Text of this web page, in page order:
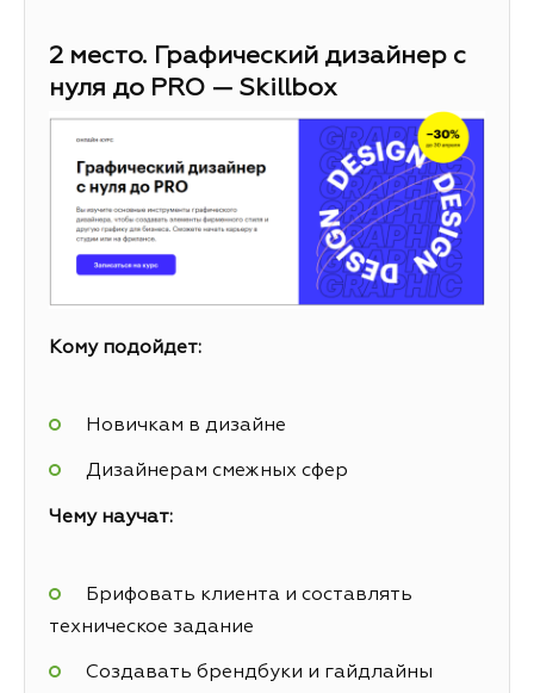
2 место. Графический дизайнер с
нуля до PRO — Skillbox
Кому подойдет:
Новичкам в дизайне
Дизайнерам смежных сфер
Чему научат:
Брифовать клиента и составлять
техническое задание
Создавать брендбуки и гайдлайны